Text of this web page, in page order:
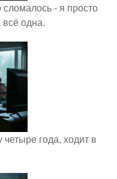
сломалось - я просто
одна.
года, ходит в